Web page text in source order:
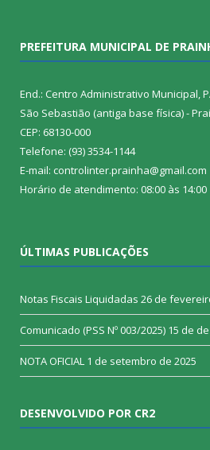
PREFEITURA MUNICIPAL DE
End.: Centro Administrativo Municipal,
São Sebastião (antiga base física) -
CEP: 68130-000
Telefone: (93) 3534-1144
E-mail: controlinter.prainha@gmail.com
Horário de atendimento: 08:00 às 14:00
ÚLTIMAS PUBLICAÇÕES
Notas Fiscais Liquidadas 26 de
Comunicado (PSS Nº 003/2025) 15 de
NOTA OFICIAL 1 de setembro de 2025
DESENVOLVIDO POR CR2